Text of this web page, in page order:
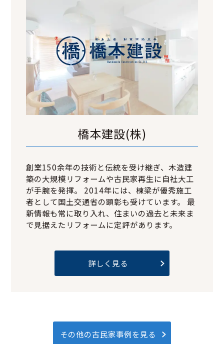
橋本建設(株)
創業150余年の技術と伝統を受け継ぎ、木造建
築の大規模リフォームや古民家再生に自社大工
が手腕を発揮。 2014年には、棟梁が優秀施工
者として国土交通省の顕彰も受けています。 最
新情報も常に取り入れ、住まいの過去と未来ま
で見据えたリフォームに定評があります。
詳しく見る
その他の古民家事例を見る